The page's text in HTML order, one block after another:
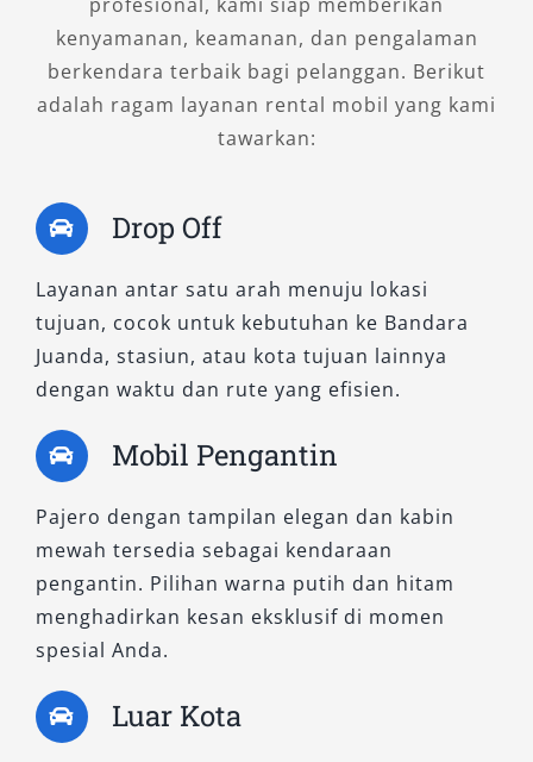
Merupakan varian paling lengkap di kelasnya,
Dakar Ultimate 4×4 hadir dengan fitur
premium seperti panoramic sunroof, sistem
berbasis teknologi. Sangat direkomendasikan
bagi Anda yang menginginkan kendaraan
mengedepankan kenyamanan maksimal. Cocok
untuk perjalanan ke luar kota, atau aktivitas
bisnis dan keluarga berkelas.
B. Tipe 4×2 WD
mengutamakan efisiensi bahan bakar dan
kenyamanan berkendara di jalur perkotaan
maupun jalan raya. Tersedia dalam beberapa
varian untuk berbagai selera dan kebutuhan.
1. Exceed AT 4×2
kenyamanan, keamanan, dan pengalaman
berkendara terbaik bagi pelanggan. Berikut
adalah ragam layanan rental mobil yang kami
tawarkan:
Drop Off
Layanan antar satu arah menuju lokasi
tujuan, cocok untuk kebutuhan ke Bandara
Juanda, stasiun, atau kota tujuan lainnya
dengan waktu dan rute yang efisien.
Mobil Pengantin
Pajero dengan tampilan elegan dan kabin
mewah tersedia sebagai kendaraan
pengantin. Pilihan warna putih dan hitam
menghadirkan kesan eksklusif di momen
spesial Anda.
Luar Kota